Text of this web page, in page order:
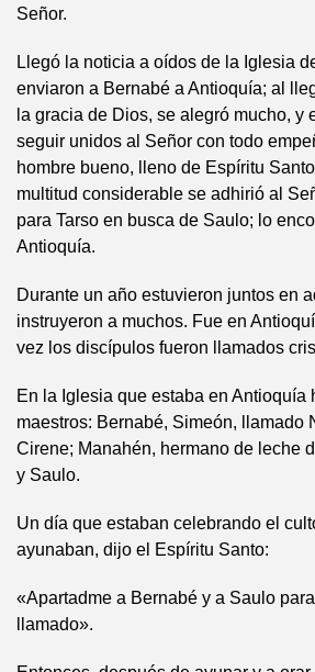
Señor.
Llegó la noticia a oídos de la Iglesia
enviaron a Bernabé a Antioquía; al
la gracia de Dios, se alegró mucho, y
seguir unidos al Señor con todo
hombre bueno, lleno de Espíritu
multitud considerable se adhirió al
para Tarso en busca de Saulo; lo
Antioquía.
Durante un año estuvieron juntos en
instruyeron a muchos. Fue en
vez los discípulos fueron llamados
En la Iglesia que estaba en Antioquía
maestros: Bernabé, Simeón, llamado
Cirene; Manahén, hermano de leche
y Saulo.
Un día que estaban celebrando el
ayunaban, dijo el Espíritu Santo:
«Apartadme a Bernabé y a Saulo
llamado».